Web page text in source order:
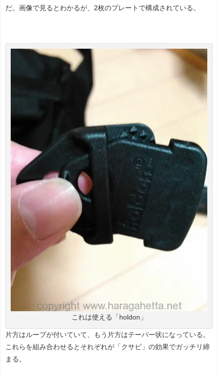
だ。画像で見るとわかるが、2枚のプレートで構成されている。
これは使える「holdon」
片方はループが付いていて、もう片方はテーパー状になっている。
これらを組み合わせるとそれぞれが「クサビ」の効果でガッチリ締
まる。